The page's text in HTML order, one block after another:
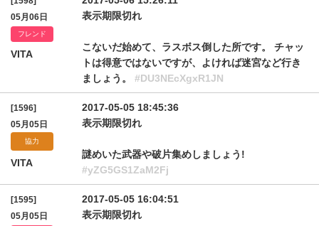
05月06日
フレンド
VITA
表示期限切れ
こないだ始めて、ラスボス倒した所です。 チャッ
トは得意ではないですが、よければ迷宮など行き
ましょう。 #DU3NEcXgxR1JN
[1596]
05月05日
協力
VITA
2017-05-05 18:45:36
表示期限切れ
謎めいた武器や破片集めしましょう!
#yZG5GS1ZaM2Fj
[1595]
05月05日
2017-05-05 16:04:51
表示期限切れ